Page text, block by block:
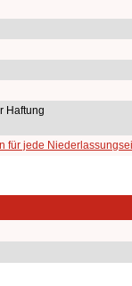
Haftung
für jede